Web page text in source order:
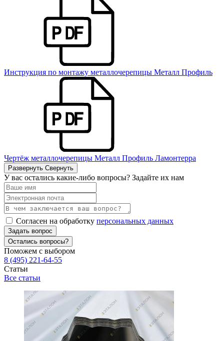
Инструкция по монтажу металлочерепицы Металл Профиль
Чертёж металлочерепицы Металл Профиль Ламонтерра
Развернуть Свернуть
У вас остались какие-либо вопросы? Задайте их нам
Согласен на обработку персональных данных
Задать вопрос
Остались вопросы?
Поможем с выбором
8 (495) 221-64-55
Статьи
Все статьи